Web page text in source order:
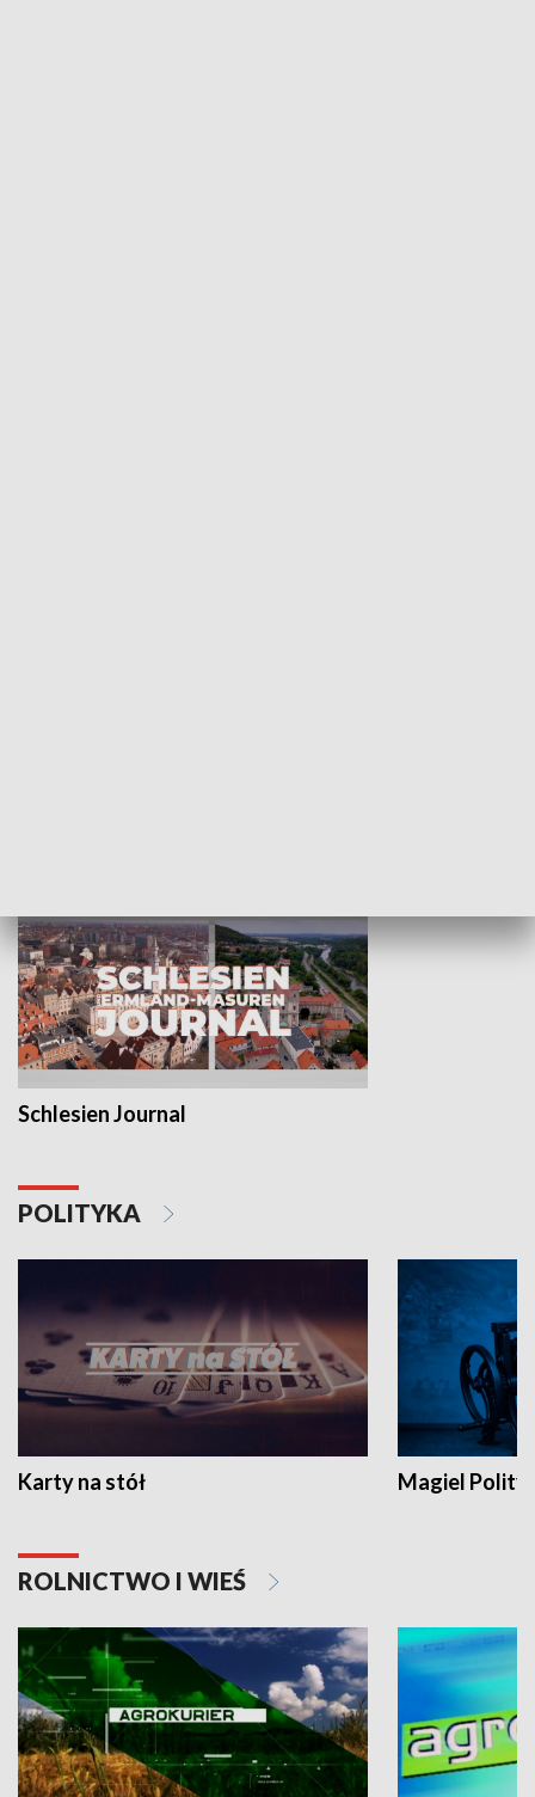
Schlesien Journal
POLITYKA
Karty na stół Magiel
ROLNICTWO I WIEŚ